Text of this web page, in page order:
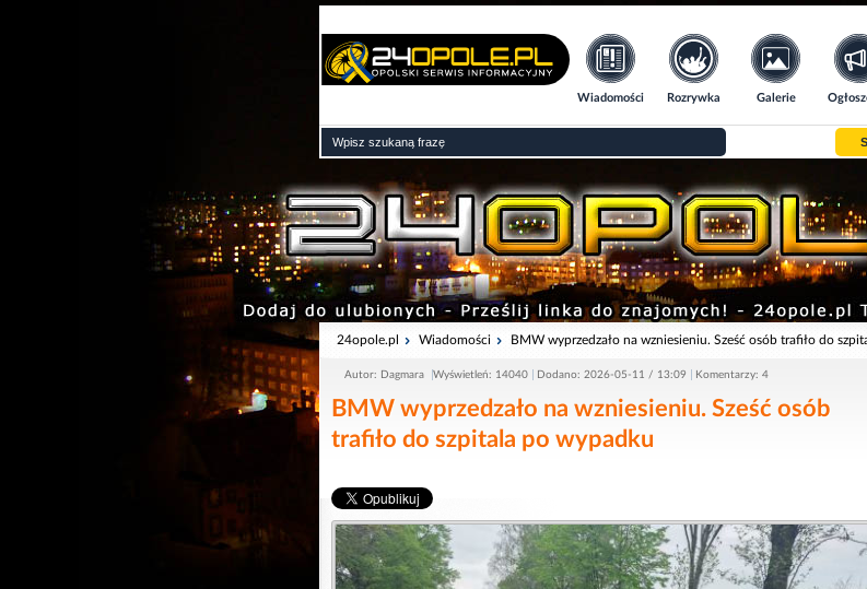
Wiadomości Rozrywka Galerie
24opole.pl Wiadomości BMW wyprzedzało na wzniesieniu. Sześć osób trafiło do
Autor: Dagmara Wyświetleń: 14040 Dodano: 2026-05-11 / 13:09 Komentarzy: 4
BMW wyprzedzało na wzniesieniu. Sześć osób
trafiło do szpitala po wypadku